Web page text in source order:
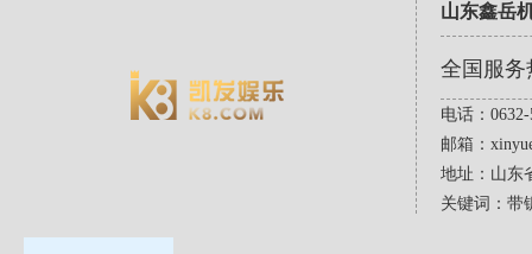
山东鑫岳
全国服务
电话：0632-
邮箱：
地址：山东
关键词：带